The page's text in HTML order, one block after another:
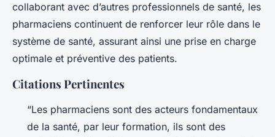
collaborant avec d’autres professionnels de santé, les
pharmaciens continuent de renforcer leur rôle dans le
système de santé, assurant ainsi une prise en charge
optimale et préventive des patients.
Citations Pertinentes
“Les pharmaciens sont des acteurs fondamentaux
de la santé, par leur formation, ils sont des